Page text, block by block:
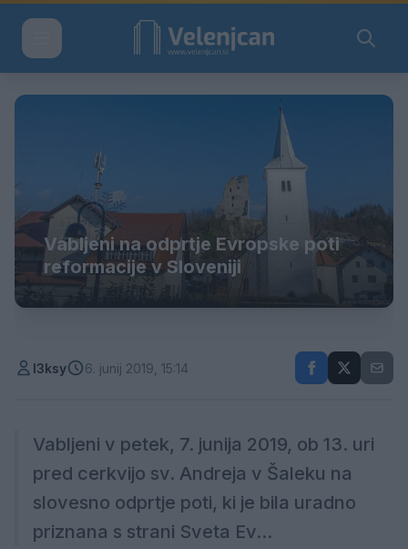
Vabljeni na odprtje Evropske poti
reformacije v Sloveniji
l3ksy 6. junij 2019, 15:14
Vabljeni v petek, 7. junija 2019, ob 13. uri
pred cerkvijo sv. Andreja v Šaleku na
slovesno odprtje poti, ki je bila uradno
priznana s strani Sveta Ev...